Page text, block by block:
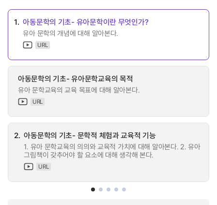
1. 아동문학의 기초- 유아문학이란 무엇인가?
유아 문학의 개념에 대해 알아본다.
URL
아동문학의 기초- 유아문학교육의 목적
유아 문학교육의 교육 목표에 대해 알아본다.
URL
2. 아동문학의 기초- 문학적 체험과 교육적 기능
1. 유아 문학교육의 의의와 교육적 가치에 대해 알아본다. 2. 유아
그림책이 갖추어야 할 요소에 대해 생각해 본다.
URL